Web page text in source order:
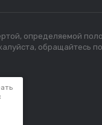
определяемой
обращайтесь